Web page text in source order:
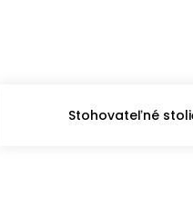
Stohovateľné